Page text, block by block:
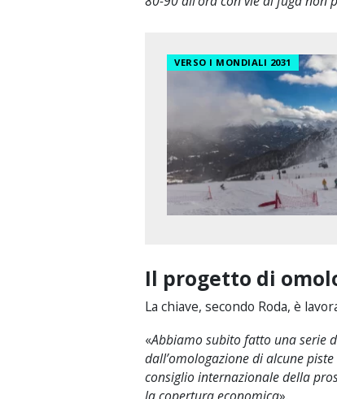
VERSO I MONDIALI 2031
Il progetto di
La chiave, secondo Roda, è
«Abbiamo subito fatto una serie
dall’omologazione di alcune
consiglio internazionale della